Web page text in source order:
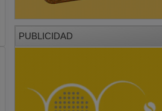
PUBLICIDAD